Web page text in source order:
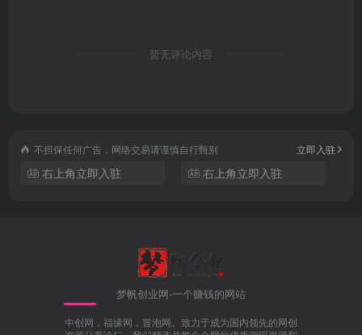
暂无评论内容
不担保任何广告，网络交易请谨慎自行甄别 立即入驻
右上角立即入驻 右上角立即入驻
梦帆创业网-一个赚钱的网站
中创网，福缘网，冒泡网。致力于成为国内领先的网创